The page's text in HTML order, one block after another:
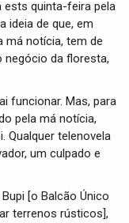
ests quinta-feira pela
ideia de que, em
má notícia, tem de
negócio da floresta,
funcionar. Mas, para
pela má notícia,
Qualquer telenovela
um culpado e
[o Balcão Único
terrenos rústicos],